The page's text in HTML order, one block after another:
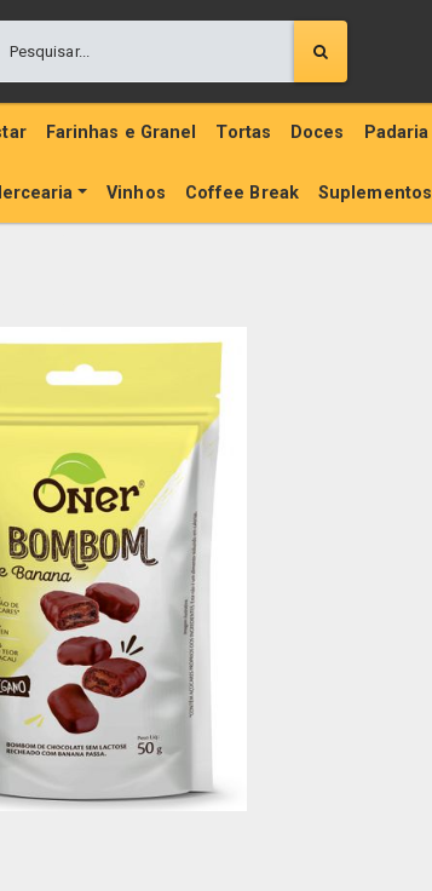
Farinhas e Granel Tortas Doces Padaria
Vinhos Coffee Break Suplementos